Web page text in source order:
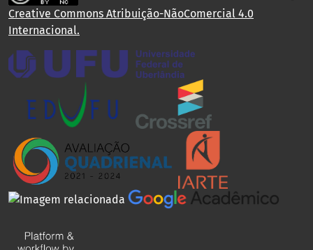
Creative Commons Atribuição-NãoComercial 4.0
Internacional.